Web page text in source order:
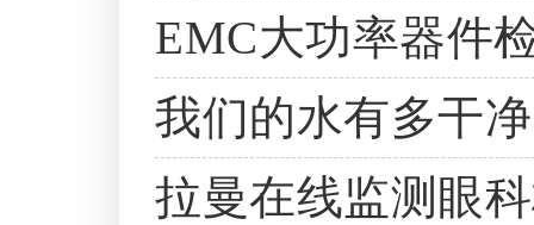
EMC大功率器件
我们的水有多干
拉曼在线监测眼